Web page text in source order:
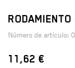
Número de artículo:
11,62 €